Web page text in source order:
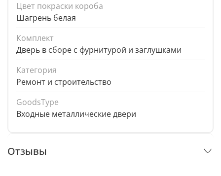
Цвет покраски короба
Шагрень белая
Комплект
Дверь в сборе с фурнитурой и заглушками
Категория
Ремонт и строительство
GoodsType
Входные металлические двери
Отзывы